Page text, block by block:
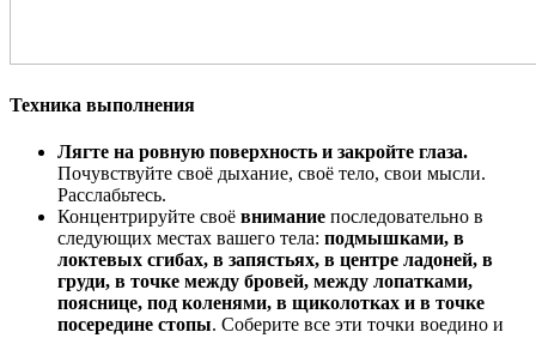
Техника выполнения
Лягте на ровную поверхность и закройте глаза.
Почувствуйте своё дыхание, своё тело, свои мысли.
Расслабьтесь.
Концентрируйте своё внимание последовательно в
следующих местах вашего тела: подмышками, в
локтевых сгибах, в запястьях, в центре ладоней, в
груди, в точке между бровей, между лопатками,
пояснице, под коленями, в щиколотках и в точке
посередине стопы. Соберите все эти точки воедино и